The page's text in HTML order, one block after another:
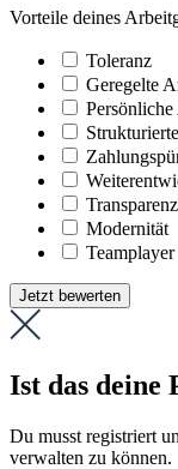
Vorteile deines
Toleranz
Geregelte
Transparenz
Modernität
Teamplayer
Jetzt bewerten
Ist das deine
Du musst registriert
verwalten zu können.